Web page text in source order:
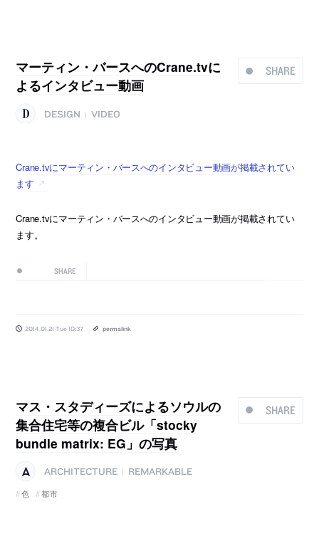
SHARE
マーティン・バースへのCrane.tvに
よるインタビュー動画
DESIGN VIDEO
Crane.tvにマーティン・バースへのインタビュー動画が掲載されてい
ます
Crane.tvにマーティン・バースへのインタビュー動画が掲載されてい
ます。
SHARE
2014.01.21 Tue 10:37 permalink
SHARE
マス・スタディーズによるソウルの
集合住宅等の複合ビル「stocky
bundle matrix: EG」の写真
ARCHITECTURE
REMARKABLE
色
都市